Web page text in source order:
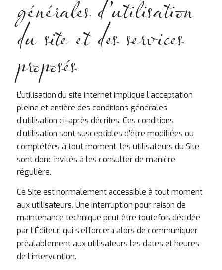
générales d’utilisation
du site et des services
proposés
L’utilisation du site internet implique l’acceptation
pleine et entière des conditions générales
d’utilisation ci-après décrites. Ces conditions
d’utilisation sont susceptibles d’être modifiées ou
complétées à tout moment, les utilisateurs du Site
sont donc invités à les consulter de manière
régulière.
Ce Site est normalement accessible à tout moment
aux utilisateurs. Une interruption pour raison de
maintenance technique peut être toutefois décidée
par l’Éditeur, qui s’efforcera alors de communiquer
préalablement aux utilisateurs les dates et heures
de l’intervention.